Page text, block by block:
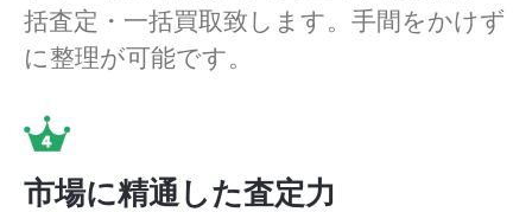
括査定・一括買取致します。手間をかけず
に整理が可能です。
市場に精通した査定力